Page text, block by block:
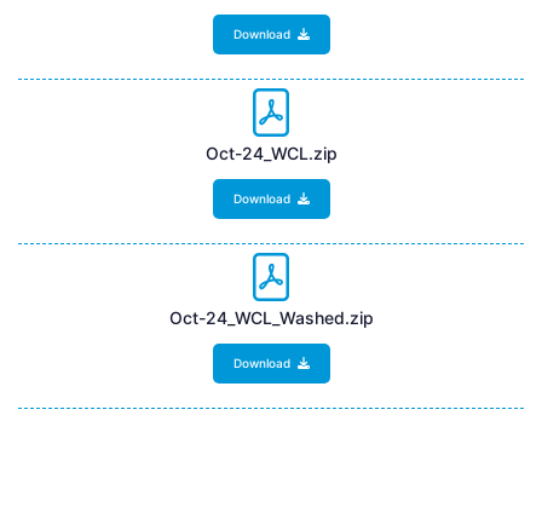
Download
Oct-24_WCL.zip
Download
Oct-24_WCL_Washed.zip
Download